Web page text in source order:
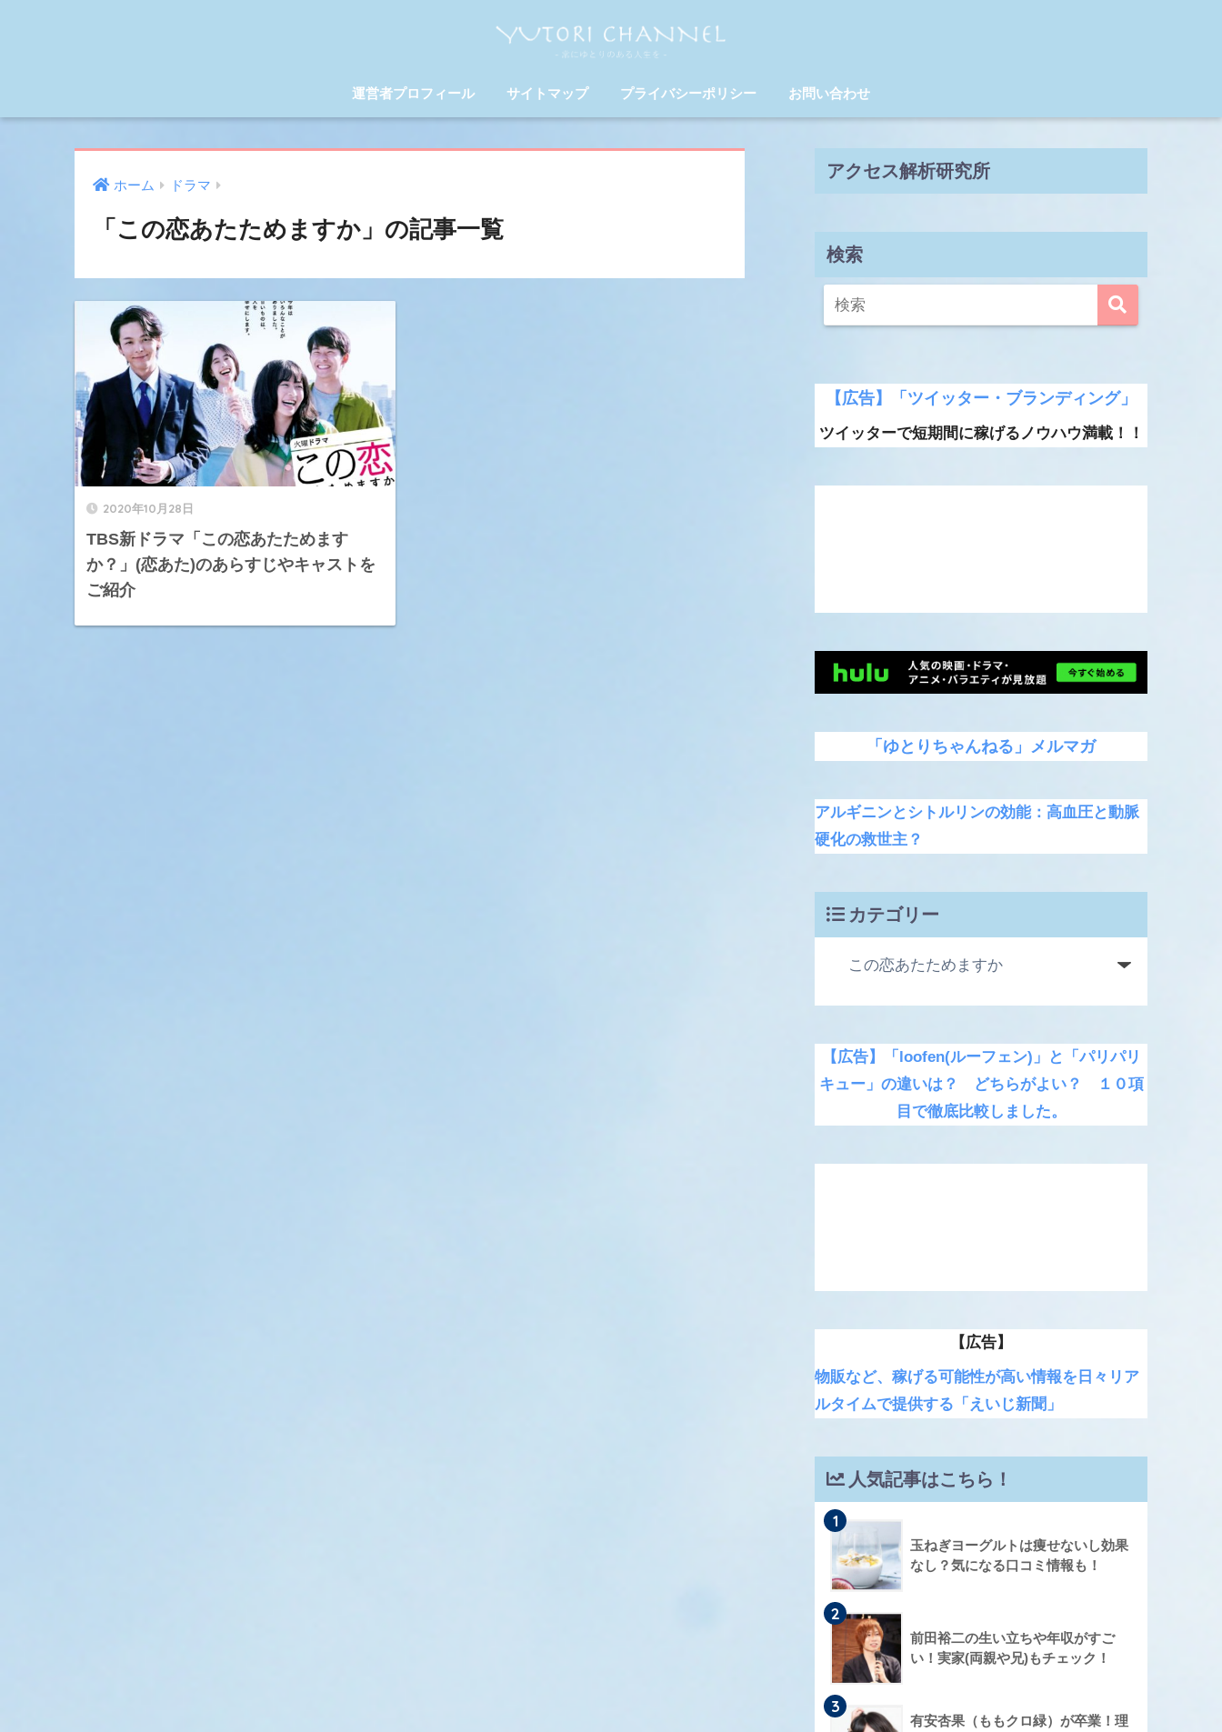
運営者プロフィール サイトマップ プライバシーポリシー お問い合わせ
ホーム ドラマ
「この恋あたためますか」の記事一覧
2020年10月28日
TBS新ドラマ「この恋あたためます
か？」(恋あた)のあらすじやキャストを
ご紹介
アクセス解析研究所
検索
【広告】「ツイッター・ブランディング」
ツイッターで短期間に稼げるノウハウ満載！！
「ゆとりちゃんねる」メルマガ
アルギニンとシトルリンの効能：高血圧と動脈
硬化の救世主？
カテゴリー
【広告】「loofen(ルーフェン)」と「パリパリ
キュー」の違いは？ どちらがよい？ １０項
目で徹底比較しました。
【広告】
物販など、稼げる可能性が高い情報を日々リア
ルタイムで提供する「えいじ新聞」
人気記事はこちら！
1
玉ねぎヨーグルトは痩せないし効果
なし？気になる口コミ情報も！
2
前田裕二の生い立ちや年収がすご
い！実家(両親や兄)もチェック！
3
有安杏果（ももクロ緑）が卒業！理